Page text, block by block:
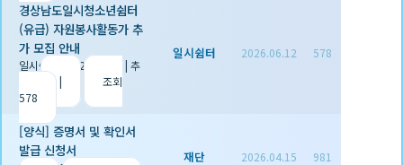
경상남도일시청소년쉼터
(유급) 자원봉사활동가 추
가 모집 안내
일시쉼터 2026.06.12 | 추
|
조회
578
일시쉼터 2026.06.12 578
[양식] 증명서 및 확인서
발급 신청서
재단 2026.04.15 981